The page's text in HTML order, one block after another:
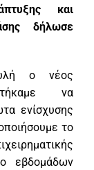
και
δήλωσε
ο νέος
να
ενίσχυσης
το
εβδομάδων